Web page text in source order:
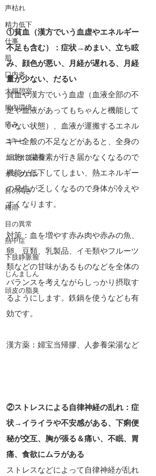
声枯れ
精力低下
仕事
肌
口内炎
大腸憩室
腸内環境
痛み
ニキビ
コロナ後遺症
オミクロン
目の渇き
梅雨
目の異常
熱中症
下肢静脈瘤
じんましん
頭皮の脂臭
①貧血（漢方でいう血虚やエネルギー
不足も含む）：症状→めまい、立ち眩
み、顔色が悪い、月経が遅れる、月経
量が少ない、だるい
貧血や漢方でいう血虚（血液全部の不
足や血液があってもちゃんと機能して
いない状態）、血液が運搬するエネル
ギー全般の不足などがあると、全身の
細胞に栄養素が行き届かなくなるので
機能が低下してしまい、熱エネルギー
の発生が乏しくなるので身体が冷えや
すくなります。
対策：血を増やす赤み肉や赤みの魚、
卵、豆類、乳製品、イモ類やフルーツ
類などの甘味があるものなどを全体の
バランスを考えながらしっかり摂取す
るようにします。鉄鍋を使うなども有
効です。
漢方薬：婦宝当帰膠、人参養栄湯など
②ストレスによる自律神経の乱れ：症
状→イライラや不安感がある、下痢便
秘が交互、胸が張る＆痛い、不眠、胃
痛、食欲にムラがある
ストレスなどによって自律神経が乱れ